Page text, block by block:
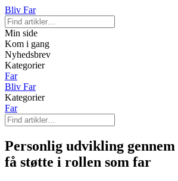
Bliv Far
Min side
Kom i gang
Nyhedsbrev
Kategorier
Far
Bliv Far
Kategorier
Far
Personlig udvikling
få støtte i rollen som far